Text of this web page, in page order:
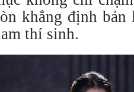
khẳng định
thí sinh.